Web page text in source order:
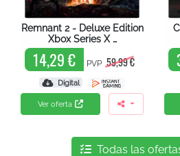
Remnant 2 - Deluxe Edition
Xbox Series X …
14,29 € PVP 59,99 €
Digital
Ver oferta
Todas las